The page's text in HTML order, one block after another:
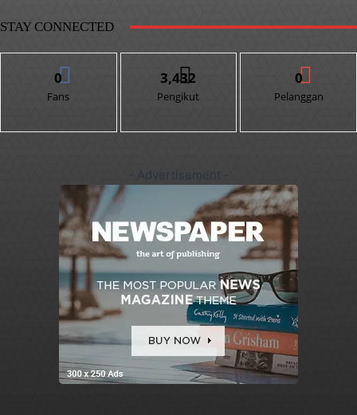
STAY CONNECTED
0
Fans
3,432
Pengikut
0
Pelanggan
- Advertisement -